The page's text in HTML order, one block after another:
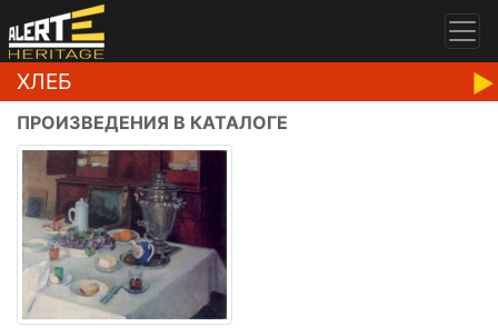
ХЛЕБ
ПРОИЗВЕДЕНИЯ В КАТАЛОГЕ